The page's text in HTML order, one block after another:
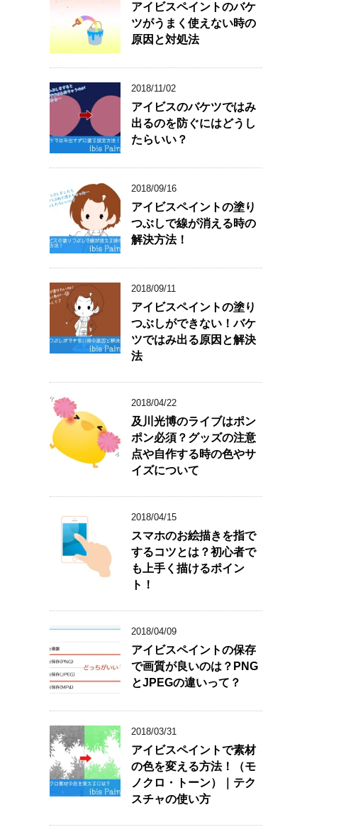
アイビスペイントのバケ
ツがうまく使えない時の
原因と対処法
2018/11/02
アイビスのバケツではみ
出るのを防ぐにはどうし
たらいい？
2018/09/16
アイビスペイントの塗り
つぶしで線が消える時の
解決方法！
2018/09/11
アイビスペイントの塗り
つぶしができない！バケ
ツではみ出る原因と解決
法
2018/04/22
及川光博のライブはポン
ポン必須？グッズの注意
点や自作する時の色やサ
イズについて
2018/04/15
スマホのお絵描きを指で
するコツとは？初心者で
も上手く描けるポイン
ト！
2018/04/09
アイビスペイントの保存
で画質が良いのは？PNG
とJPEGの違いって？
2018/03/31
アイビスペイントで素材
の色を変える方法！（モ
ノクロ・トーン）｜テク
スチャの使い方